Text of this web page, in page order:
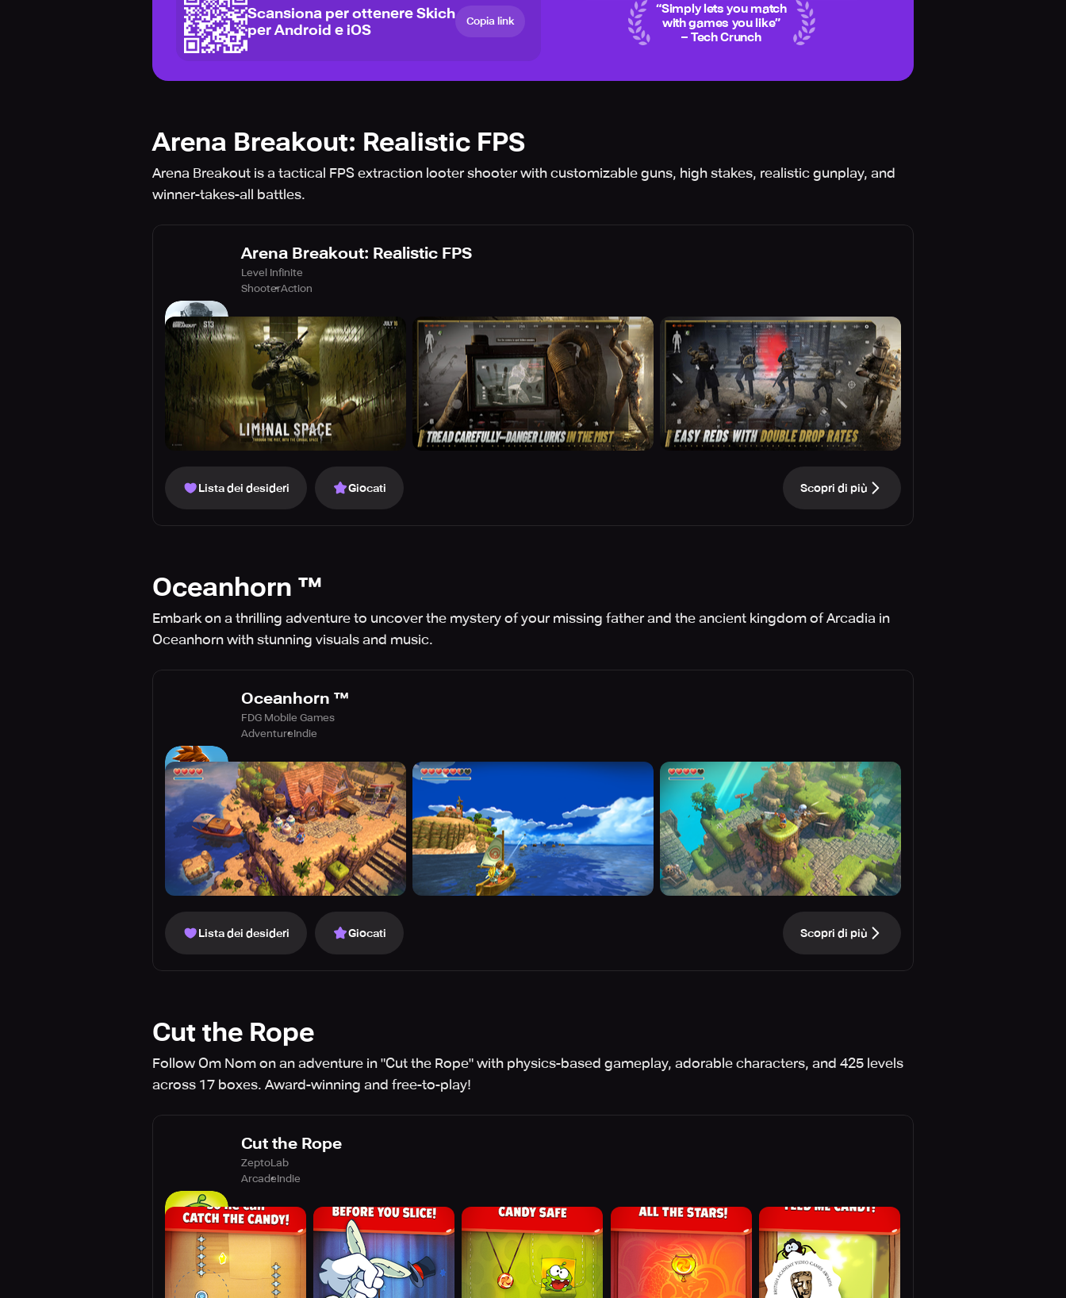
Scansiona per ottenere Skich
per Android e iOS
Copia link
“Simply lets you match
with games you like”
– Tech Crunch
Arena Breakout: Realistic FPS
Arena Breakout is a tactical FPS extraction looter shooter with customizable guns, high stakes, realistic gunplay, and
winner-takes-all battles.
Arena Breakout: Realistic FPS
Level Infinite
ShooterAction
Lista dei desideri Giocati Scopri di più
Oceanhorn ™
Embark on a thrilling adventure to uncover the mystery of your missing father and the ancient kingdom of Arcadia in
Oceanhorn with stunning visuals and music.
Oceanhorn ™
FDG Mobile Games
AdventureIndie
Lista dei desideri Giocati Scopri di più
Cut the Rope
Follow Om Nom on an adventure in "Cut the Rope" with physics-based gameplay, adorable characters, and 425 levels
across 17 boxes. Award-winning and free-to-play!
Cut the Rope
ZeptoLab
ArcadeIndie